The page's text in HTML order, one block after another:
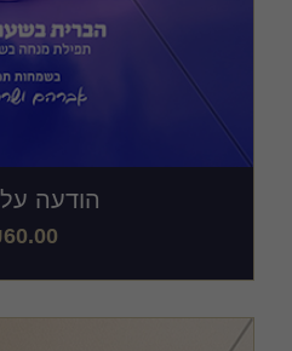
הודעה
60.00